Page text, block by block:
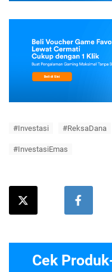
#Investasi #ReksaDana
#InvestasiEmas
Cek